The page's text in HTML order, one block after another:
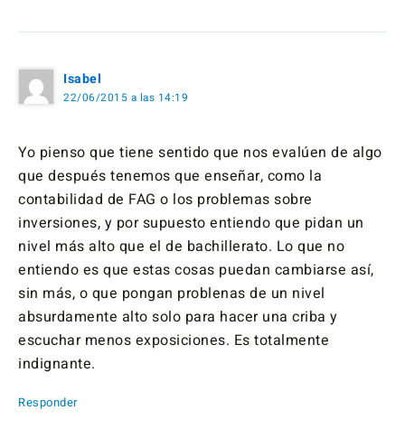
Isabel
22/06/2015 a las 14:19
Yo pienso que tiene sentido que nos evalúen de algo
que después tenemos que enseñar, como la
contabilidad de FAG o los problemas sobre
inversiones, y por supuesto entiendo que pidan un
nivel más alto que el de bachillerato. Lo que no
entiendo es que estas cosas puedan cambiarse así,
sin más, o que pongan problenas de un nivel
absurdamente alto solo para hacer una criba y
escuchar menos exposiciones. Es totalmente
indignante.
Responder